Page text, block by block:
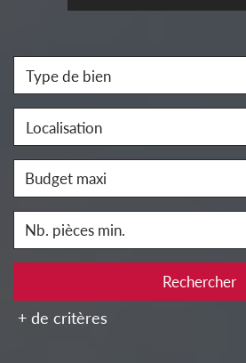
Type de bien
Localisation
Rechercher
+ de critères